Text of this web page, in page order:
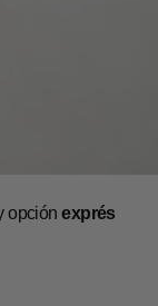
opciónexprés